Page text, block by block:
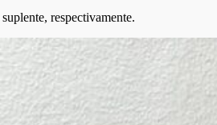
respectivamente.